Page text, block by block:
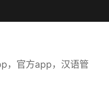
，官方app，汉语管